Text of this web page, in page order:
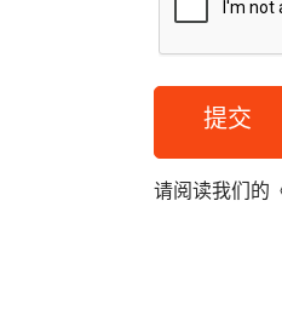
提交
请阅读我们的